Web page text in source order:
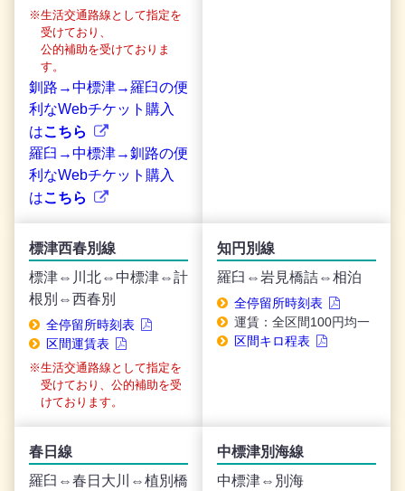
生活交通路線として指定を
受けており、
公的補助を受けておりま
す。
釧路→中標津→羅臼の便
利なWebチケット購入
はこちら
羅臼→中標津→釧路の便
利なWebチケット購入
はこちら
標津西春別線
標津⇔川北⇔中標津⇔計
根別⇔西春別
全停留所時刻表
区間運賃表
生活交通路線として指定を
受けており、公的補助を受
けております。
知円別線
羅臼⇔岩見橋詰⇔相泊
全停留所時刻表
運賃：全区間100円均一
区間キロ程表
春日線
羅臼⇔春日大川⇔植別橋
中標津別海線
中標津⇔別海